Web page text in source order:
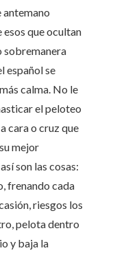
antemano
que ocultan
sobremanera
español se
calma. No le
el peloteo
cara o cruz que
mejor
así son las cosas:
frenando cada
riesgos los
pelota dentro
y baja la